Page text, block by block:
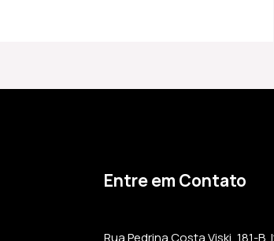
Entre em Contato